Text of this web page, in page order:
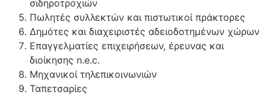
σιδηροτροχιών
Πωλητές συλλεκτών και πιστωτικοί πράκτορες
Δημότες και διαχειριστές αδειοδοτημένων χώρων
Επαγγελματίες επιχειρήσεων, έρευνας και
διοίκησης n.e.c.
Μηχανικοί τηλεπικοινωνιών
Ταπετσαρίες